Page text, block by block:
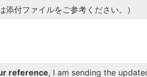
添付ファイルをご参考ください。）
reference, I am sending the